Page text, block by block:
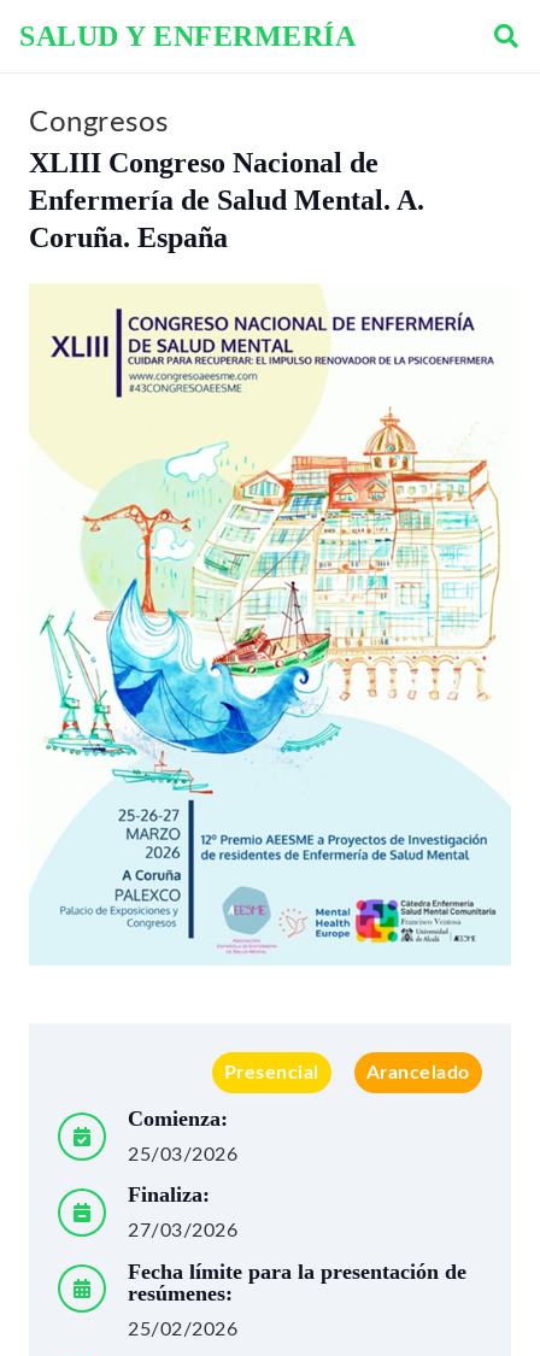
SALUD Y ENFERMERÍA
Congresos
XLIII Congreso Nacional de
Enfermería de Salud Mental. A.
Coruña. España
Presencial Arancelado
Comienza:
25/03/2026
Finaliza:
27/03/2026
Fecha límite para la presentación de
resúmenes:
25/02/2026